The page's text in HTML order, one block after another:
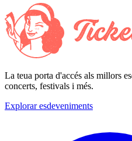
La teua porta d'accés als millors
concerts, festivals i més.
Explorar esdeveniments